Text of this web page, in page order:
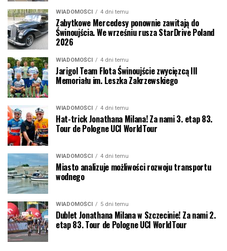
WIADOMOŚCI 4 dni temu
Zabytkowe Mercedesy ponownie zawitają do
Świnoujścia. We wrześniu rusza StarDrive Poland
2026
WIADOMOŚCI 4 dni temu
Jarigol Team Flota Świnoujście zwycięzcą III
Memoriału im. Leszka Zakrzewskiego
WIADOMOŚCI 4 dni temu
Hat-trick Jonathana Milana! Za nami 3. etap 83.
Tour de Pologne UCI WorldTour
WIADOMOŚCI 4 dni temu
Miasto analizuje możliwości rozwoju transportu
wodnego
WIADOMOŚCI 5 dni temu
Dublet Jonathana Milana w Szczecinie! Za nami 2.
etap 83. Tour de Pologne UCI WorldTour